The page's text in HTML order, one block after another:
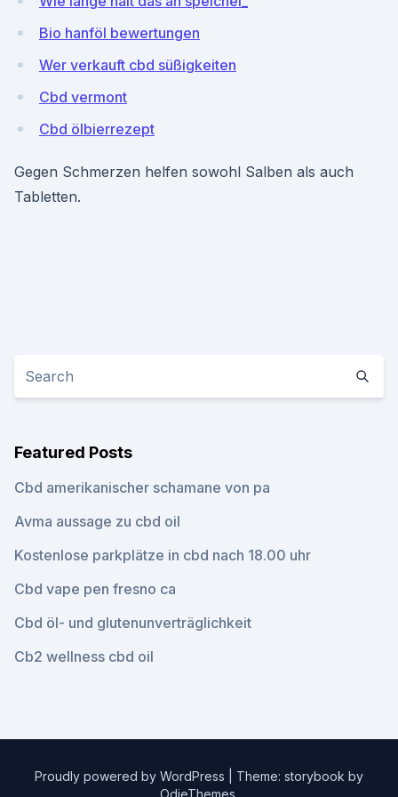
Bio hanföl bewertungen
Wer verkauft cbd süßigkeiten
Cbd vermont
Cbd ölbierrezept
Gegen Schmerzen helfen sowohl Salben als auch
Tabletten.
Featured Posts
Cbd amerikanischer schamane von pa
Avma aussage zu cbd oil
Kostenlose parkplätze in cbd nach 18.00 uhr
Cbd vape pen fresno ca
Cbd öl- und glutenunverträglichkeit
Cb2 wellness cbd oil
Proudly powered by WordPress
Theme: storybook by
OdieThemes